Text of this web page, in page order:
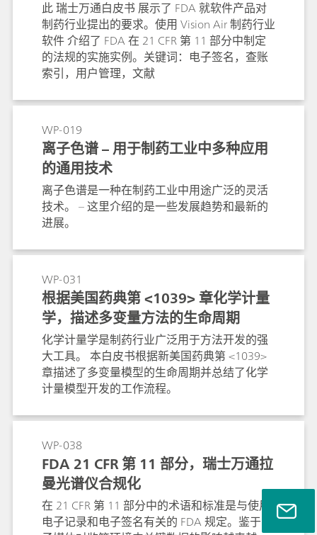
此 瑞士万通白皮书 展示了 FDA 就软件产品对
制药行业提出的要求。使用 Vision Air 制药行业
软件 介绍了 FDA 在 21 CFR 第 11 部分中制定
的法规的实施实例。关键词：电子签名，查账
索引，用户管理，文献
WP-019
离子色谱 – 用于制药工业中多种应用
的通用技术
离子色谱是一种在制药工业中用途广泛的灵活
技术。 – 这里介绍的是一些发展趋势和最新的
进展。
WP-031
根据美国药典第 <1039> 章化学计量
学，描述多变量方法的生命周期
化学计量学是制药行业广泛用于方法开发的强
大工具。 本白皮书根据新美国药典第 <1039>
章描述了多变量模型的生命周期并总结了化学
计量模型开发的工作流程。
WP-038
FDA 21 CFR 第 11 部分，瑞士万通拉
曼光谱仪合规化
在 21 CFR 第 11 部分中的术语和标准是与使用
电子记录和电子签名有关的 FDA 规定。鉴于电